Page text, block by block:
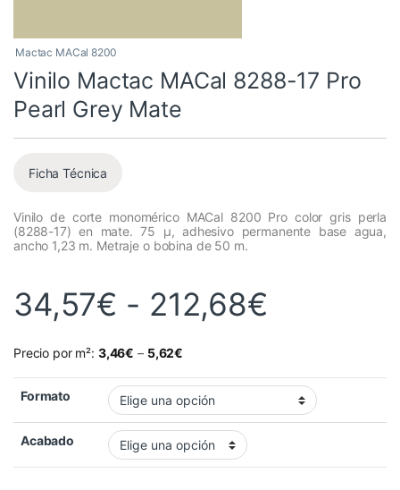
Mactac MACal 8200
Vinilo Mactac MACal 8288-17 Pro
Pearl Grey Mate
Ficha Técnica
Vinilo de corte monomérico MACal 8200 Pro color gris perla
(8288-17) en mate. 75 µ, adhesivo permanente base agua,
ancho 1,23 m. Metraje o bobina de 50 m.
34,57€ - 212,68€
Precio por m²: 3,46€ – 5,62€
Formato
Acabado